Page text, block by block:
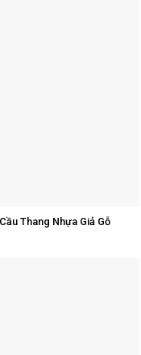
Thang Nhựa Giả Gỗ